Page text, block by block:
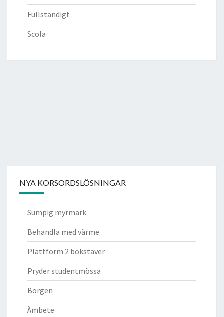
Fullständigt
Scola
NYA KORSORDSLÖSNINGAR
Sumpig myrmark
Behandla med värme
Plattform 2 bokstäver
Pryder studentmössa
Borgen
Ämbete